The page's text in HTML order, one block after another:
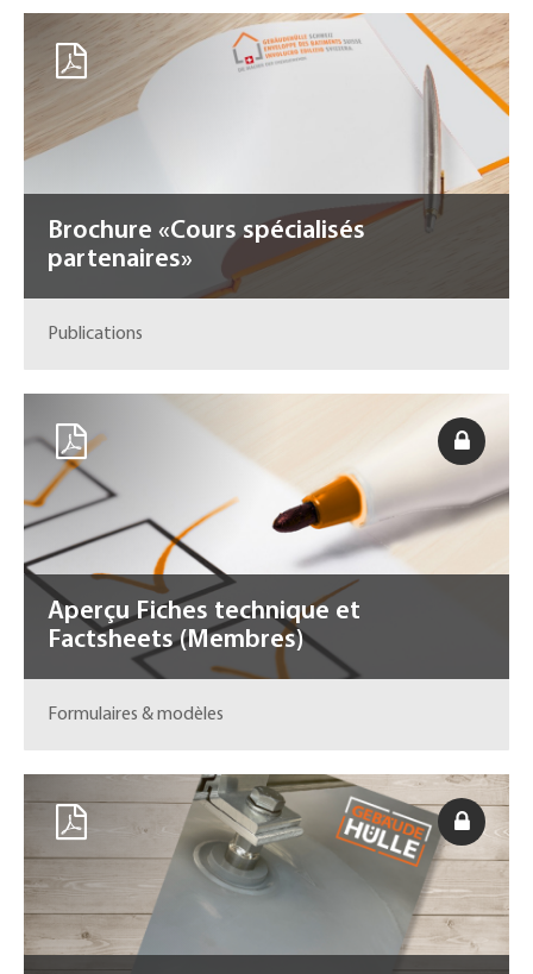
Brochure «Cours spécialisés
partenaires»
Publications
Aperçu Fiches technique et
Factsheets (Membres)
Formulaires & modèles